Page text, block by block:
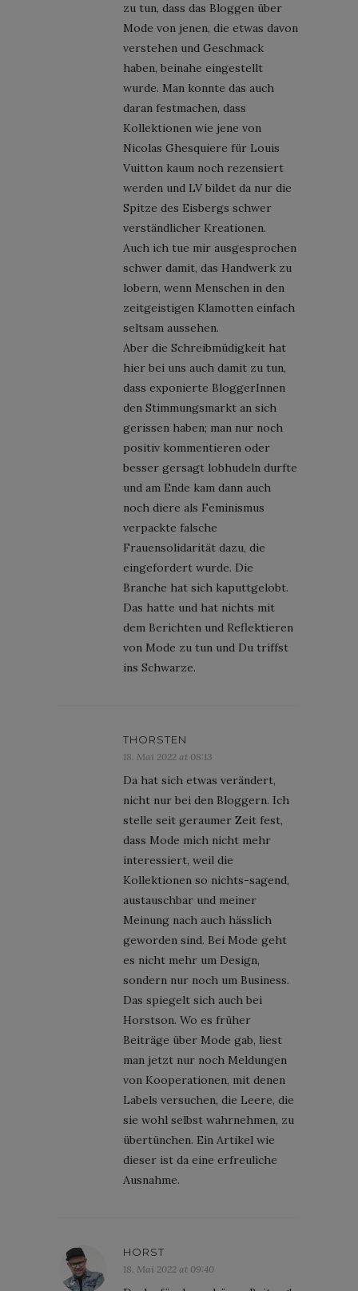
zu tun, dass das Bloggen über
Mode von jenen, die etwas davon
verstehen und Geschmack
haben, beinahe eingestellt
wurde. Man konnte das auch
daran festmachen, dass
Kollektionen wie jene von
Nicolas Ghesquiere für Louis
Vuitton kaum noch rezensiert
werden und LV bildet da nur die
Spitze des Eisbergs schwer
verständlicher Kreationen.
Auch ich tue mir ausgesprochen
schwer damit, das Handwerk zu
lobern, wenn Menschen in den
zeitgeistigen Klamotten einfach
seltsam aussehen.
Aber die Schreibmüdigkeit hat
hier bei uns auch damit zu tun,
dass exponierte BloggerInnen
den Stimmungsmarkt an sich
gerissen haben; man nur noch
positiv kommentieren oder
besser gersagt lobhudeln durfte
und am Ende kam dann auch
noch diere als Feminismus
verpackte falsche
Frauensolidarität dazu, die
eingefordert wurde. Die
Branche hat sich kaputtgelobt.
Das hatte und hat nichts mit
dem Berichten und Reflektieren
von Mode zu tun und Du triffst
ins Schwarze.
THORSTEN
18. Mai 2022 at 08:13
Da hat sich etwas verändert,
nicht nur bei den Bloggern. Ich
stelle seit geraumer Zeit fest,
dass Mode mich nicht mehr
interessiert, weil die
Kollektionen so nichts-sagend,
austauschbar und meiner
Meinung nach auch hässlich
geworden sind. Bei Mode geht
es nicht mehr um Design,
sondern nur noch um Business.
Das spiegelt sich auch bei
Horstson. Wo es früher
Beiträge über Mode gab, liest
man jetzt nur noch Meldungen
von Kooperationen, mit denen
Labels versuchen, die Leere, die
sie wohl selbst wahrnehmen, zu
übertünchen. Ein Artikel wie
dieser ist da eine erfreuliche
Ausnahme.
HORST
18. Mai 2022 at 09:40